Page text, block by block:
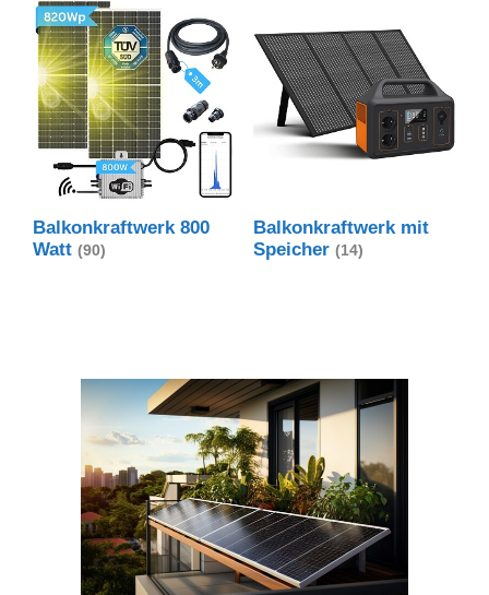
Balkonkraftwerk 800
Watt (90)
Balkonkraftwerk mit
Speicher (14)